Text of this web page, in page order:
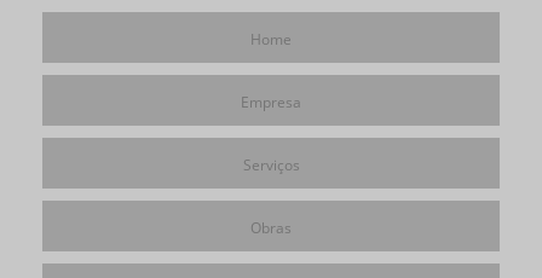
Home
Empresa
Serviços
Obras